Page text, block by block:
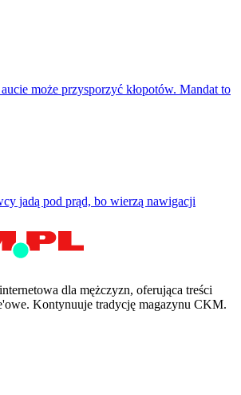
może przysporzyć kłopotów. Mandat to
jadą pod prąd, bo wierzą nawigacji
dla mężczyzn, oferująca treści
Kontynuuje tradycję magazynu CKM.